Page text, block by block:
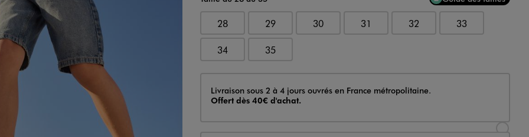
28 29 30 31 32 33
34 35
Livraison
Livraison sous 2 à 4 jours ouvrés en France métropolitaine.
Offert dès 40€ d'achat.